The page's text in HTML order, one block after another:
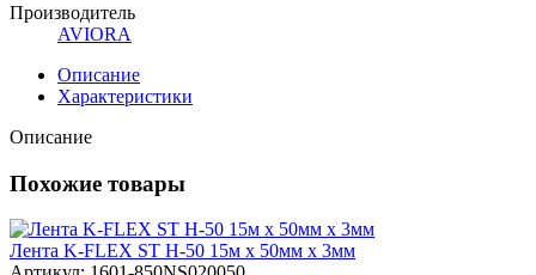
Производитель
AVIORA
Описание
Характеристики
Описание
Похожие товары
Лента K-FLEX ST H-50 15м х 50мм х 3мм